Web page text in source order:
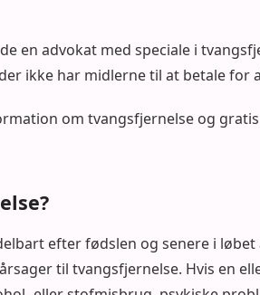
en advokat med speciale i
ikke har midlerne til at betale for
om tvangsfjernelse og
efter fødslen og senere i
til tvangsfjernelse. Hvis en